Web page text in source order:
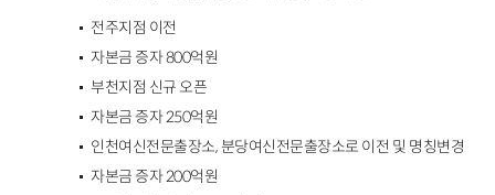
전주지점 이전
자본금 증자 800억원
부천지점 신규 오픈
자본금 증자 250억원
인천여신전문출장소, 분당여신전문출장소로 이전 및 명칭변경
자본금 증자 200억원